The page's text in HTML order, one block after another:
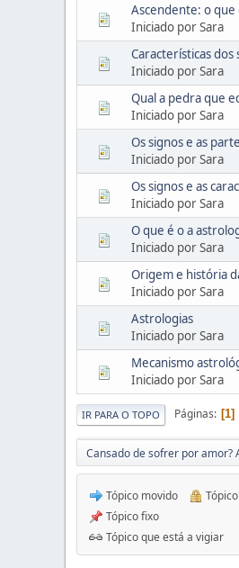
Ascendente: o que
Iniciado por Sara
Características dos
Iniciado por Sara
Qual a pedra que
Iniciado por Sara
Os signos e as
Iniciado por Sara
Os signos e as
Iniciado por Sara
O que é o a
Iniciado por Sara
Origem e história
Iniciado por Sara
Astrologias
Iniciado por Sara
Mecanismo
Iniciado por Sara
IR PARA O TOPO Páginas 1
Cansado de sofrer por amor?
Tópico movido
Tópico fixo
Tópico que está a vigiar